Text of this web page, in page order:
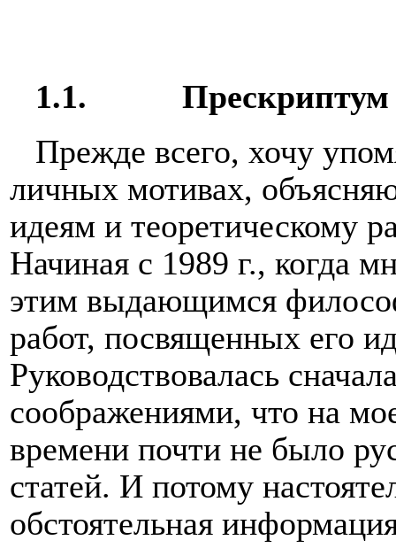
1.1.
Прескриптум
Прежде всего, хочу
личных мотивах,
идеям и теоретическому
Начиная с 1989 г., когда
этим выдающимся
работ, посвященных его
Руководствовалась
соображениями, что на
времени почти не было
статей. И потому
обстоятельная